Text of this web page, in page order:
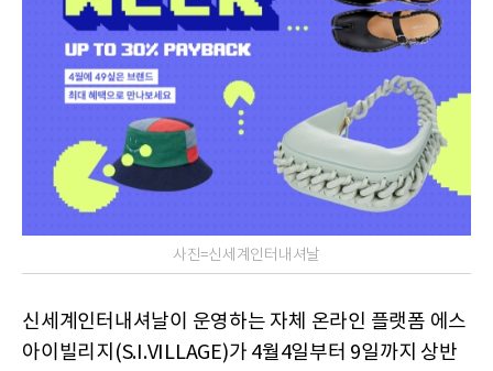
사진=신세계인터내셔날
신세계인터내셔날이 운영하는 자체 온라인 플랫폼 에스
아이빌리지(S.I.VILLAGE)가 4월4일부터 9일까지 상반